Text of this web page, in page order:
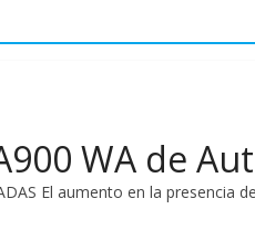
WA de
El aumento en la presencia